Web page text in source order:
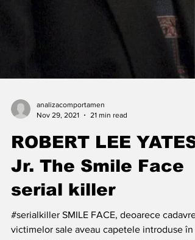
ROBERT LEE YATES
Jr. The Smile Face
serial killer
#serialkiller SMILE FACE, deoarece